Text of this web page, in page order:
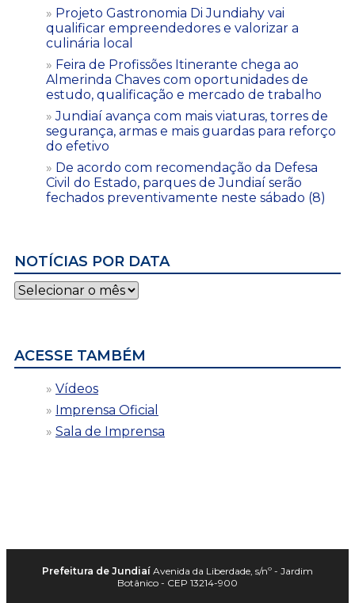
Projeto Gastronomia Di Jundiahy vai
qualificar empreendedores e valorizar a
culinária local
Feira de Profissões Itinerante chega ao
Almerinda Chaves com oportunidades de
estudo, qualificação e mercado de trabalho
Jundiaí avança com mais viaturas, torres de
segurança, armas e mais guardas para reforço
do efetivo
De acordo com recomendação da Defesa
Civil do Estado, parques de Jundiaí serão
fechados preventivamente neste sábado (8)
NOTÍCIAS POR DATA
Notícias
por
ACESSE TAMBÉM
Vídeos
Imprensa Oficial
Sala de Imprensa
Prefeitura de Jundiaí Avenida da Liberdade, s/nº - Jardim
Botânico - CEP 13214-900